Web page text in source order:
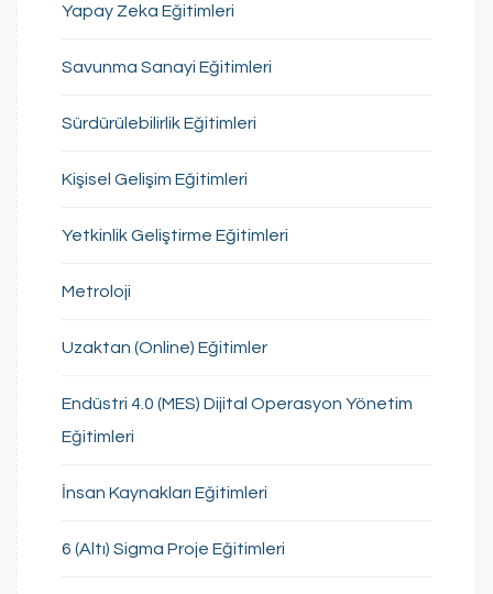
Yapay Zeka Eğitimleri
Savunma Sanayi Eğitimleri
Sürdürülebilirlik Eğitimleri
Kişisel Gelişim Eğitimleri
Yetkinlik Geliştirme Eğitimleri
Metroloji
Uzaktan (Online) Eğitimler
Endüstri 4.0 (MES) Dijital Operasyon Yönetim
Eğitimleri
İnsan Kaynakları Eğitimleri
6 (Altı) Sigma Proje Eğitimleri